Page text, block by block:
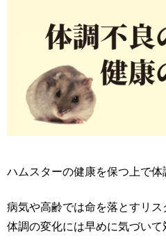
ハムスターの健康を保つ上で体
病気や高齢では命を落とすリス
体調の変化には早めに気づいて